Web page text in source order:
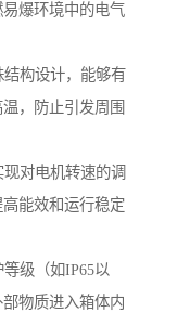
爆环境中的电气
构设计，能够有
，防止引发周围
对电机转速的调
能效和运行稳定
级（如IP65以
物质进入箱体内